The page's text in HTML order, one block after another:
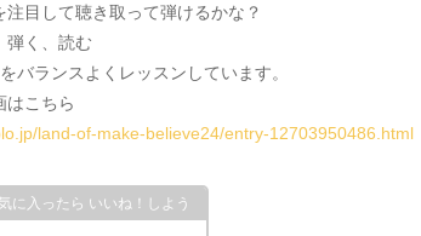
注目して聴き取って弾けるかな？
弾く、読む
バランスよくレッスンしています。
はこちら
land-of-make-believe24/entry-12703950486.html